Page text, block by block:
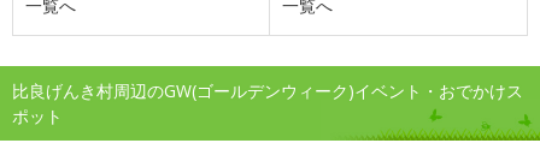
一覧へ
一覧へ
比良げんき村周辺のGW(ゴールデンウィーク)イベント・おでかけス
ポット